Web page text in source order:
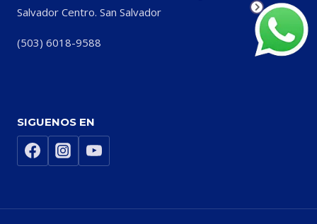
Salvador Centro. San Salvador
(503) 6018-9588
SIGUENOS EN